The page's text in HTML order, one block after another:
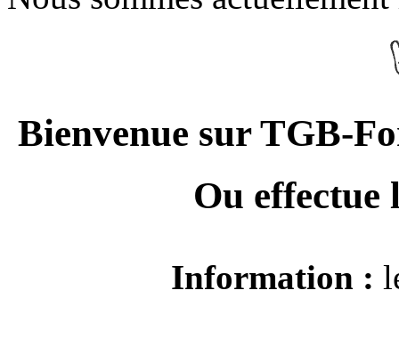
Bienvenue sur TGB-
Ou
Information :